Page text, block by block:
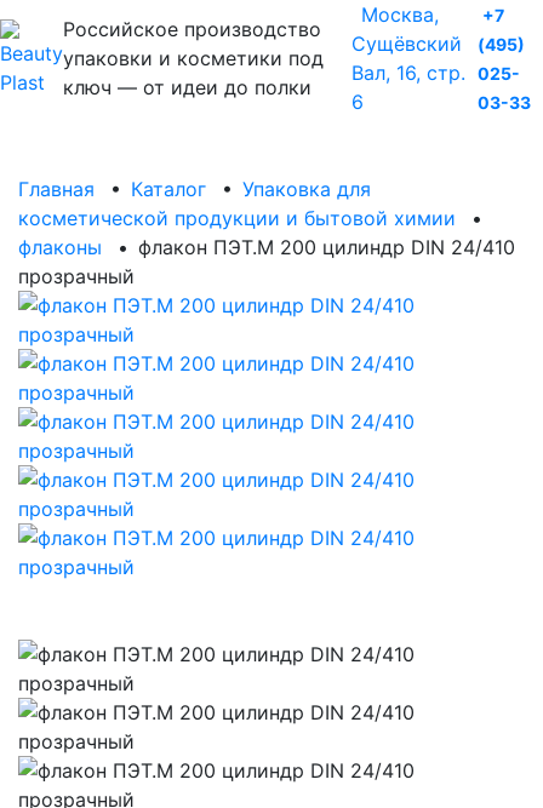
Российское производство
упаковки и косметики под
ключ — от идеи до полки
Москва,
Сущёвский
Вал, 16, стр.
6
+7
(495)
025-
03-33
Главная • Каталог • Упаковка для
косметической продукции и бытовой химии •
флаконы • флакон ПЭТ.М 200 цилиндр DIN 24/410
прозрачный